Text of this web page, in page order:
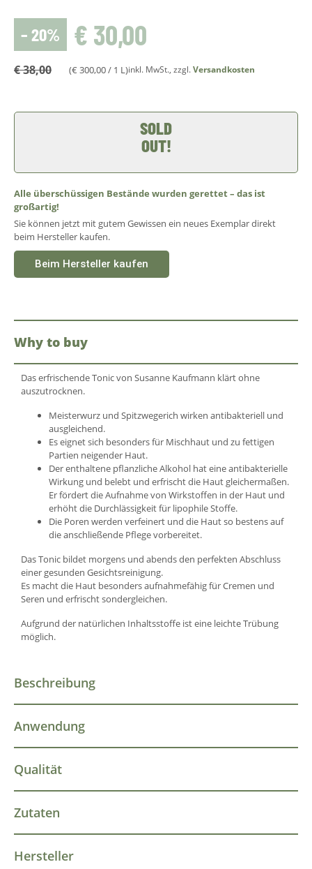
– 20% € 30,00
€38,00 (€ 300,00/ 1 L)inkl. MwSt., zzgl.Versandkosten
SOLD
OUT!
Alle überschüssigen Bestände wurden gerettet – das ist
großartig!
Sie können jetzt mit gutem Gewissen ein neues Exemplar direkt
beim Hersteller kaufen.
Beim Hersteller kaufen
Why to buy
Das erfrischende Tonic von Susanne Kaufmann klärt ohne
auszutrocknen.
Meisterwurz und Spitzwegerich wirken antibakteriell und
ausgleichend.
Es eignet sich besonders für Mischhaut und zu fettigen
Partien neigender Haut.
Der enthaltene pflanzliche Alkohol hat eine antibakterielle
Wirkung und belebt und erfrischt die Haut gleichermaßen.
Er fördert die Aufnahme von Wirkstoffen in der Haut und
erhöht die Durchlässigkeit für lipophile Stoffe.
Die Poren werden verfeinert und die Haut so bestens auf
die anschließende Pflege vorbereitet.
Das Tonic bildet morgens und abends den perfekten Abschluss
einer gesunden Gesichtsreinigung.
Es macht die Haut besonders aufnahmefähig für Cremen und
Seren und erfrischt sondergleichen.
Aufgrund der natürlichen Inhaltsstoffe ist eine leichte Trübung
möglich.
Beschreibung
Anwendung
Qualität
Zutaten
Hersteller